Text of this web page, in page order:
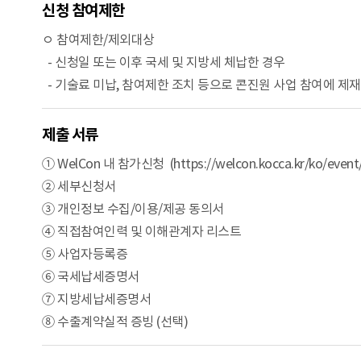
신청 참여제한
ㅇ 참여제한/제외대상
- 신청일 또는 이후 국세 및 지방세 체납한 경우
- 기술료 미납, 참여제한 조치 등으로 콘진원 사업 참여에 제
제출 서류
① WelCon 내 참가신청 (https://welcon.kocca.kr/ko/
② 세부신청서
③ 개인정보 수집/이용/제공 동의서
④ 직접참여인력 및 이해관계자 리스트
⑤ 사업자등록증
⑥ 국세납세증명서
⑦ 지방세납세증명서
⑧ 수출계약실적 증빙 (선택)